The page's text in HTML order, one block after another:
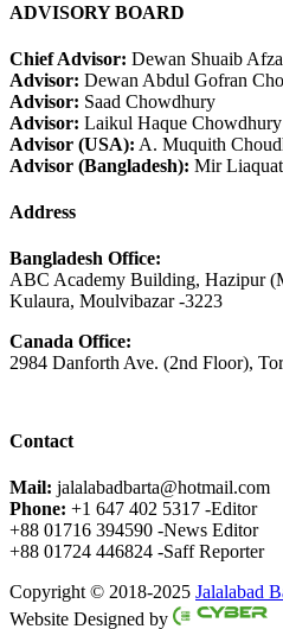
ADVISORY BOARD
Chief Advisor: Dewan Shuaib
Advisor: Dewan Abdul Gofran
Advisor: Saad Chowdhury
Advisor: Laikul Haque Chowdhury
Advisor (USA): A. Muquith
Advisor (Bangladesh): Mir
Address
Bangladesh Office:
ABC Academy Building, Hazipur
Kulaura, Moulvibazar -3223
Canada Office:
2984 Danforth Ave. (2nd Floor),
Contact
Mail: jalalabadbarta@hotmail.com
Phone: +1 647 402 5317 -Editor
+88 01716 394590 -News Editor
+88 01724 446824 -Saff Reporter
Copyright © 2018-2025 Jalalabad
Website Designed by